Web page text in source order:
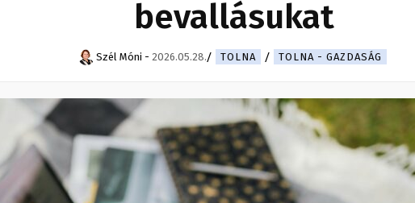
bevallásukat
Szél Móni - 2026.05.28. TOLNA TOLNA - GAZDASÁG